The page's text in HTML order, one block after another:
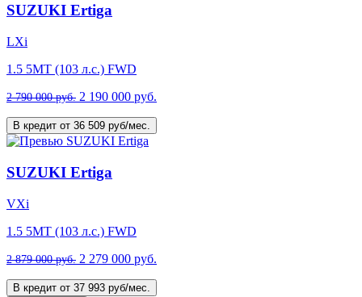
SUZUKI Ertiga
LXi
1.5 5MT (103 л.с.) FWD
2 790 000 руб. 2 190 000 руб.
В кредит от 36 509 руб/мес.
SUZUKI Ertiga
VXi
1.5 5MT (103 л.с.) FWD
2 879 000 руб. 2 279 000 руб.
В кредит от 37 993 руб/мес.